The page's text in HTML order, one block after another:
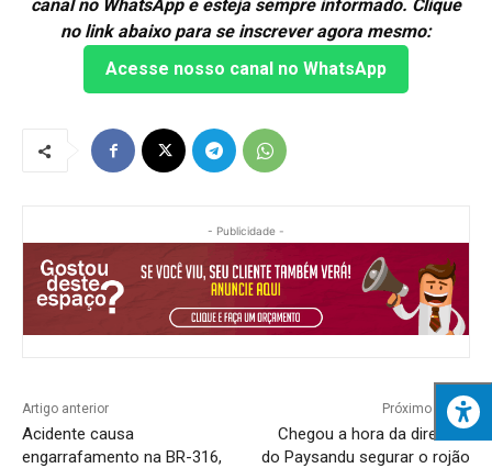
canal no WhatsApp e esteja sempre informado. Clique
no link abaixo para se inscrever agora mesmo:
Acesse nosso canal no WhatsApp
- Publicidade -
Artigo anterior
Acidente causa
engarrafamento na BR-316,
Próximo artigo
Chegou a hora da diretoria
do Paysandu segurar o rojão